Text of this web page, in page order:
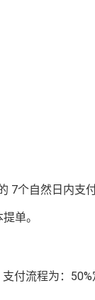
7个自然日内支付
单。
流程为：50%